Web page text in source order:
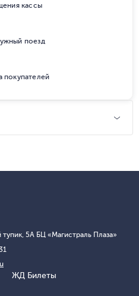
кассы
поезд
покупателей
5А БЦ «Магистраль Плаза»
ЖД Билеты